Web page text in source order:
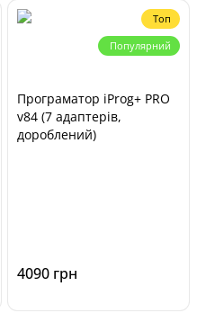
Топ
Популярний
Програматор iProg+ PRO
v84 (7 адаптерів,
дороблений)
4090 грн